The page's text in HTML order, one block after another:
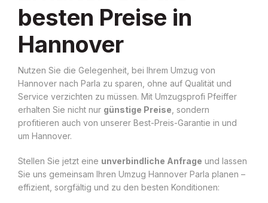
besten Preise in
Hannover
Nutzen Sie die Gelegenheit, bei Ihrem Umzug von
Hannover nach Parla zu sparen, ohne auf Qualität und
Service verzichten zu müssen. Mit Umzugsprofi Pfeiffer
erhalten Sie nicht nur günstige Preise , sondern
profitieren auch von unserer Best-Preis-Garantie in und
um Hannover.
Stellen Sie jetzt eine unverbindliche Anfrage und lassen
Sie uns gemeinsam Ihren Umzug Hannover Parla planen –
effizient, sorgfältig und zu den besten Konditionen: